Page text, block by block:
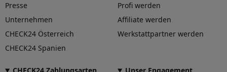
Presse
Unternehmen
CHECK24 Österreich
CHECK24 Spanien
Profi werden
Affiliate werden
Werkstattpartner werden